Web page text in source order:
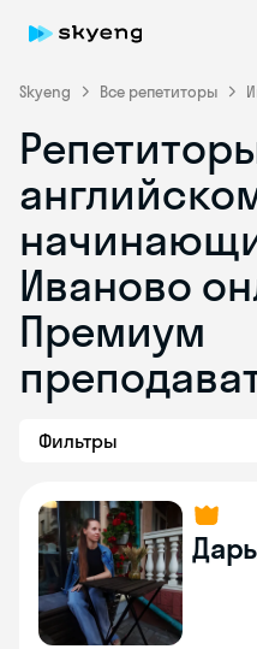
Skyeng Все репетиторы
Иваново
Премиум
Фильтры
online